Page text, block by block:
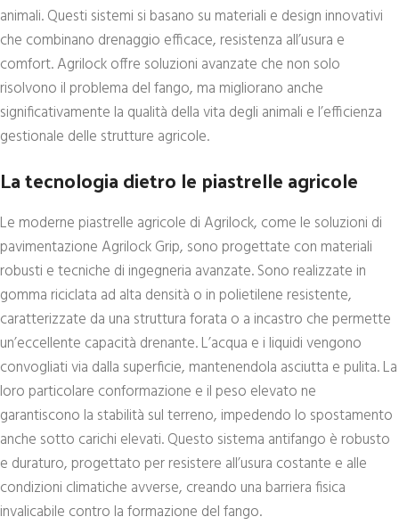
animali. Questi sistemi si basano su materiali e design innovativi
che combinano drenaggio efficace, resistenza all’usura e
comfort. Agrilock offre soluzioni avanzate che non solo
risolvono il problema del fango, ma migliorano anche
significativamente la qualità della vita degli animali e l’efficienza
gestionale delle strutture agricole.
La tecnologia dietro le piastrelle agricole
Le moderne piastrelle agricole di Agrilock, come le soluzioni di
pavimentazione Agrilock Grip, sono progettate con materiali
robusti e tecniche di ingegneria avanzate. Sono realizzate in
gomma riciclata ad alta densità o in polietilene resistente,
caratterizzate da una struttura forata o a incastro che permette
un’eccellente capacità drenante. L’acqua e i liquidi vengono
convogliati via dalla superficie, mantenendola asciutta e pulita. La
loro particolare conformazione e il peso elevato ne
garantiscono la stabilità sul terreno, impedendo lo spostamento
anche sotto carichi elevati. Questo sistema antifango è robusto
e duraturo, progettato per resistere all’usura costante e alle
condizioni climatiche avverse, creando una barriera fisica
invalicabile contro la formazione del fango.